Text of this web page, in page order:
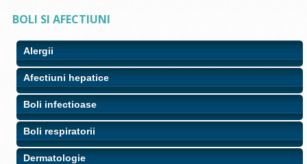
BOLI SI AFECTIUNI
Alergii
Afectiuni hepatice
Boli infectioase
Boli respiratorii
Dermatologie